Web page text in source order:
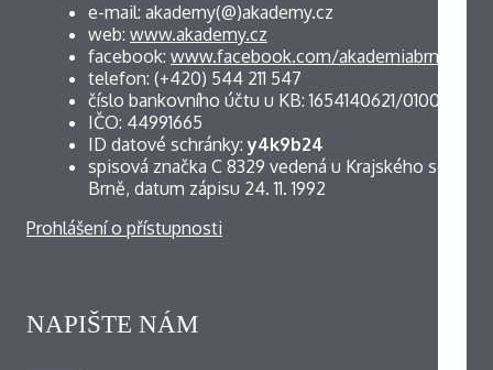
e-mail: akademy(@)akademy.cz
web: www.akademy.cz
facebook: www.facebook.com/akademiabrno
telefon: (+420) 544 211 547
číslo bankovního účtu u KB: 1654140621/0100
IČO: 44991665
ID datové schránky:y4k9b24
spisová značka C 8329 vedená u Krajského soudu v
Brně, datum zápisu 24. 11. 1992
Prohlášení o přístupnosti
NAPIŠTE NÁM